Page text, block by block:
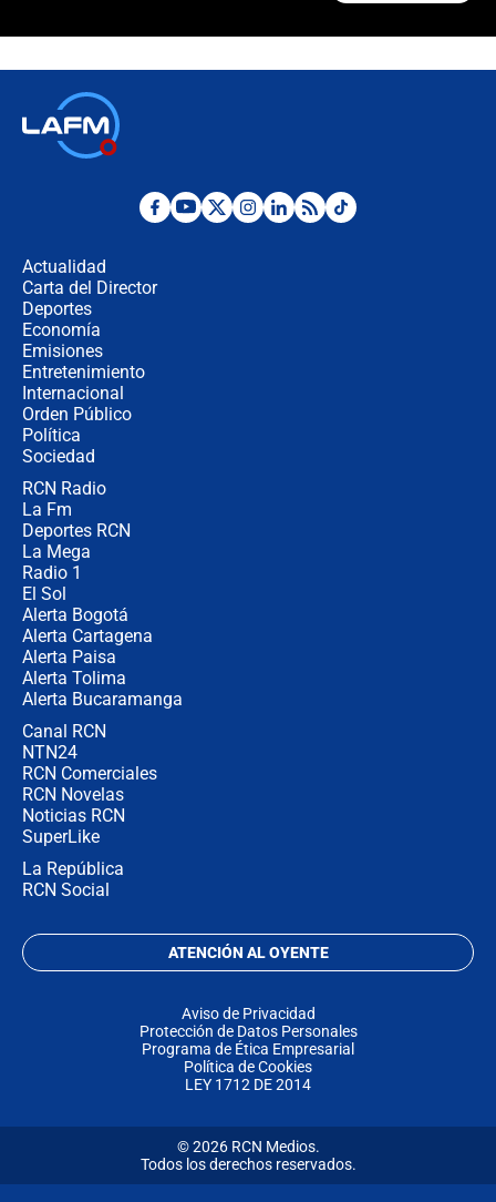
Posesión de Abelardo De La Espriella
Actualidad
Carta del Director
Deportes
Economía
Emisiones
Entretenimiento
Internacional
Orden Público
Política
Sociedad
RCN Radio
La Fm
Deportes RCN
La Mega
Radio 1
El Sol
Alerta Bogotá
Alerta Cartagena
Alerta Paisa
Alerta Tolima
Alerta Bucaramanga
Canal RCN
NTN24
RCN Comerciales
RCN Novelas
Noticias RCN
SuperLike
La República
RCN Social
ATENCIÓN AL OYENTE
Aviso de Privacidad
Protección de Datos Personales
Programa de Ética Empresarial
Política de Cookies
LEY 1712 DE 2014
© 2026 RCN Medios.
Todos los derechos reservados.